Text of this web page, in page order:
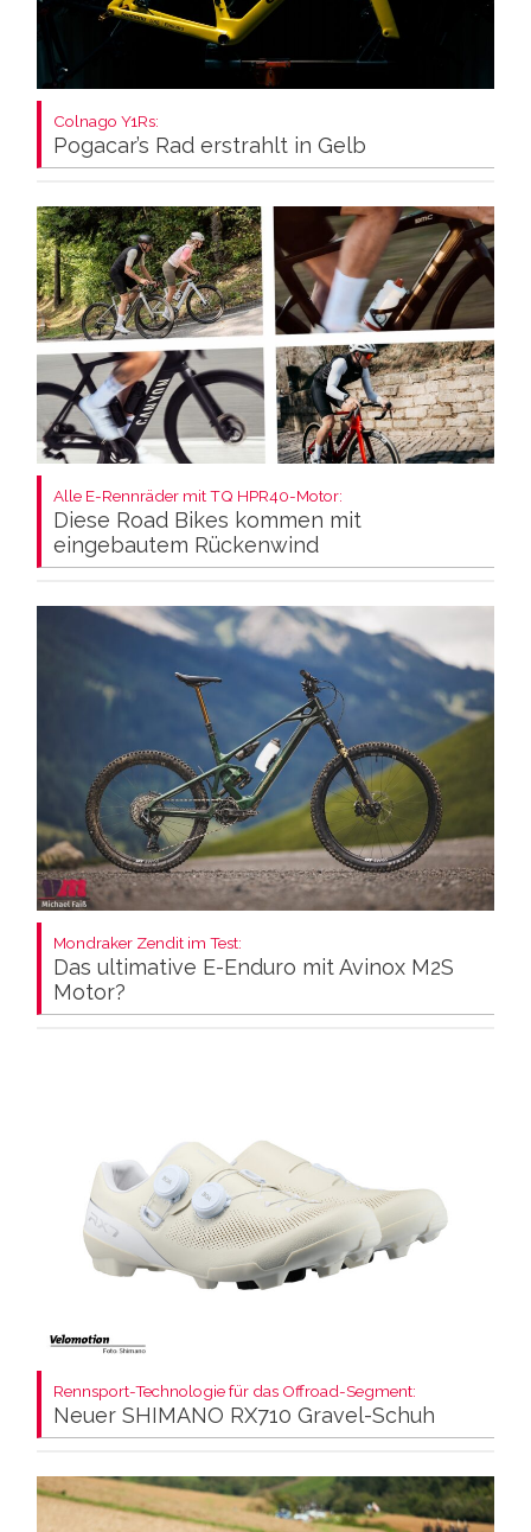
Colnago Y1Rs:
Pogacar’s Rad erstrahlt in Gelb
Alle E-Rennräder mit TQ HPR40-Motor:
Diese Road Bikes kommen mit
eingebautem Rückenwind
Mondraker Zendit im Test:
Das ultimative E-Enduro mit Avinox M2S
Motor?
Rennsport-Technologie für das Offroad-Segment:
Neuer SHIMANO RX710 Gravel-Schuh